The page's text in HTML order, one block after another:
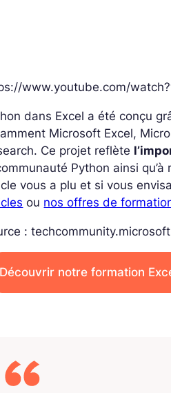
www.youtube.com/
dans Excel a été conçu
Microsoft Excel,
Ce projet reflète
Python ainsi
vous a plu et si vous
ou nos offres de
:
Découvrir notre formation